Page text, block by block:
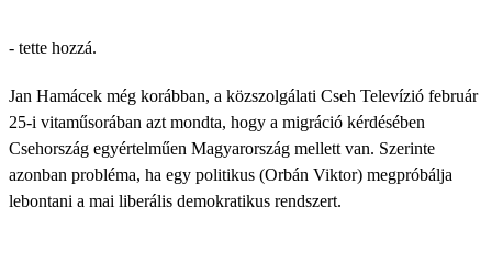
- tette hozzá.
Jan Hamácek még korábban, a közszolgálati Cseh Televízió február
25-i vitaműsorában azt mondta, hogy a migráció kérdésében
Csehország egyértelműen Magyarország mellett van. Szerinte
azonban probléma, ha egy politikus (Orbán Viktor) megpróbálja
lebontani a mai liberális demokratikus rendszert.